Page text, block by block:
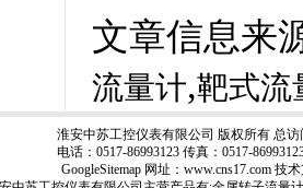
文章信息来
流量计,靶式流
淮安中苏工控仪表有限公司 版权所有 总访
电话：0517-86993123 传真：0517-
GoogleSitemap 网址：www.cns17.com 技